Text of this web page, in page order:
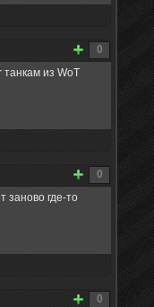
0
танкам из WoT
0
заново где-то
0